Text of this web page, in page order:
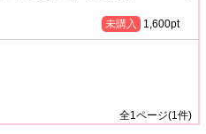
未購入 1,600pt
全1ページ(1件)